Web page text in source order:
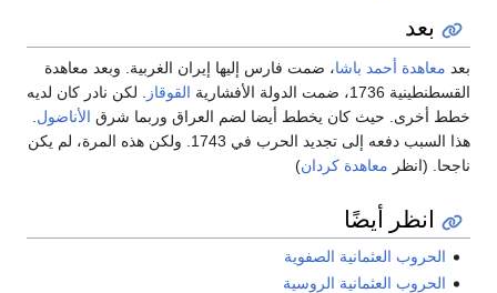
بعد
بعد معاهدة أحمد باشا، ضمت فارس إليها إيران الغربية. وبعد معاهدة
القسطنطينية 1736، ضمت الدولة الأفشارية
القوقاز
. لكن نادر كان لديه
خطط أخرى. حيث كان يخطط أيضا لضم العراق وربما شرق الأناضول
هذا السبب دفعه إلى تجديد الحرب في 1743. ولكن هذه المرة، لم يكن
ناجحا. (انظر معاهدة كردان)
انظر أيضًا
الحروب العثمانية الصفوية
الحروب العثمانية الروسية